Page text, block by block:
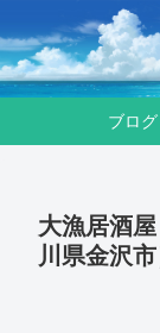
ブログ
大漁居酒
川県金沢市